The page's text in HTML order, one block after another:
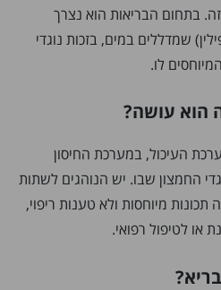
בתחום הבריאות הוא נצרך
שמדללים במים, בזכות נוגדי
לו.
הוא עושה?
העיכול, במערכת החיסון
החמצון שבו. יש הנוהגים לשתות
מיוחסות ולא טענות ריפוי,
או לטיפול רפואי.